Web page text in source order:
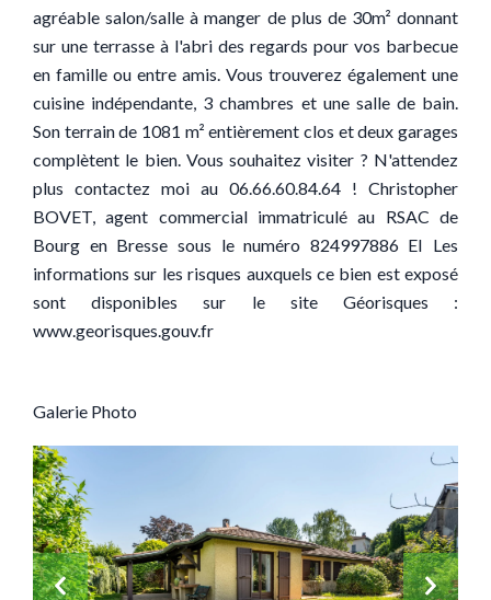
agréable salon/salle à manger de plus de 30m² donnant
sur une terrasse à l'abri des regards pour vos barbecue
en famille ou entre amis. Vous trouverez également une
cuisine indépendante, 3 chambres et une salle de bain.
Son terrain de 1081 m² entièrement clos et deux garages
complètent le bien. Vous souhaitez visiter ? N'attendez
plus contactez moi au 06.66.60.84.64 ! Christopher
BOVET, agent commercial immatriculé au RSAC de
Bourg en Bresse sous le numéro 824997886 EI Les
informations sur les risques auxquels ce bien est exposé
sont disponibles sur le site Géorisques :
www.georisques.gouv.fr
Galerie Photo